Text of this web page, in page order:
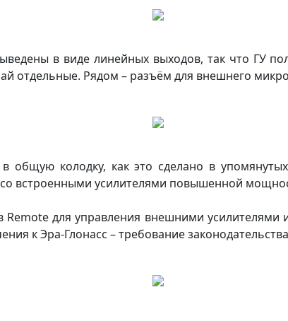
в виде линейных выходов, так что ГУ
отдельные. Рядом – разъём для внешнего
общую колодку, как это сделано в
встроенными усилителями повышенной
для управления внешними усилителями
к Эра-Глонасс – требование